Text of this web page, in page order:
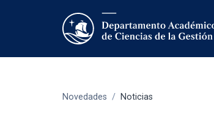
Novedades / Noticias